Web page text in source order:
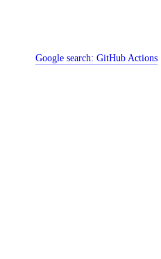
Google search:GitHub Actions